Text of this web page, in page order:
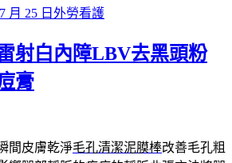
月 25 日 類
外勞看護
射白內障LBV去黑頭粉
膏
間皮膚乾淨毛孔清潔泥膜棒改善毛孔粗